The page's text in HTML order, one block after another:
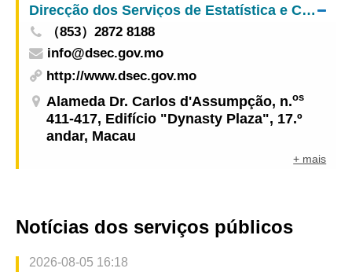
Direcção dos Serviços de Estatística e Censos
（853）2872 8188
info@dsec.gov.mo
http://www.dsec.gov.mo
Alameda Dr. Carlos d'Assumpção, n.os
411-417, Edifício "Dynasty Plaza", 17.º
andar, Macau
+ mais
Notícias dos serviços públicos
2026-08-05 16:18